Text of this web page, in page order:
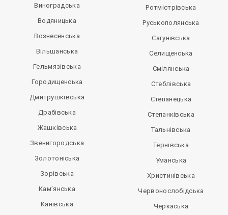
Виноградська
Водяницька
Вознесенська
Вільшанська
Гельмязівська
Городищенська
Дмитрушківська
Драбівська
Жашківська
Звенигородська
Золотоніська
Зорівська
Кам’янська
Канівська
Ротмістрівська
Руськополянська
Сагунівська
Селищенська
Смілянська
Стеблівська
Степанецька
Степанківська
Тальнівська
Тернівська
Уманська
Христинівська
Червонослобідська
Черкаська